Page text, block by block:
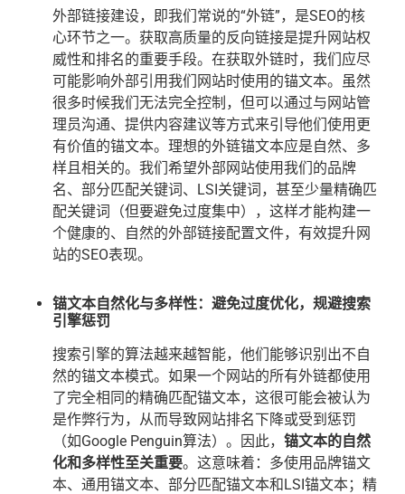
外部链接建设，即我们常说的“外链”，是SEO的核
心环节之一。获取高质量的反向链接是提升网站权
威性和排名的重要手段。在获取外链时，我们应尽
可能影响外部引用我们网站时使用的锚文本。虽然
很多时候我们无法完全控制，但可以通过与网站管
理员沟通、提供内容建议等方式来引导他们使用更
有价值的锚文本。理想的外链锚文本应是自然、多
样且相关的。我们希望外部网站使用我们的品牌
名、部分匹配关键词、LSI关键词，甚至少量精确匹
配关键词（但要避免过度集中），这样才能构建一
个健康的、自然的外部链接配置文件，有效提升网
站的SEO表现。
锚文本自然化与多样性：避免过度优化，规避搜索
引擎惩罚
搜索引擎的算法越来越智能，他们能够识别出不自
然的锚文本模式。如果一个网站的所有外链都使用
了完全相同的精确匹配锚文本，这很可能会被认为
是作弊行为，从而导致网站排名下降或受到惩罚
（如Google Penguin算法）。因此，锚文本的自然
化和多样性至关重要。这意味着：多使用品牌锚文
本、通用锚文本、部分匹配锚文本和LSI锚文本；精